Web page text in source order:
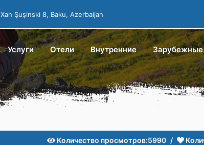
Xan Şuşinski 8, Baku, Azerbaijan
Услуги Отели Внутренние Зарубежные
Количество просмотров:5990